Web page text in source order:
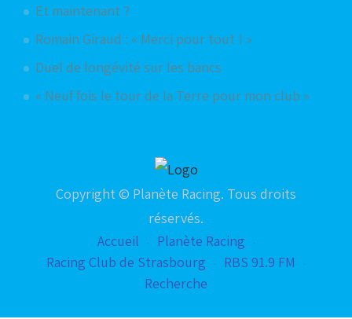
Et maintenant ?
Romain Giraud : « Merci pour tout ! »
Duel de longévité sur les bancs
« Neuf fois le tour de la Terre pour mon club »
Copyright © Planète Racing. Tous droits
réservés.
Accueil
Planète Racing
Racing Club de Strasbourg
RBS 91.9 FM
Recherche